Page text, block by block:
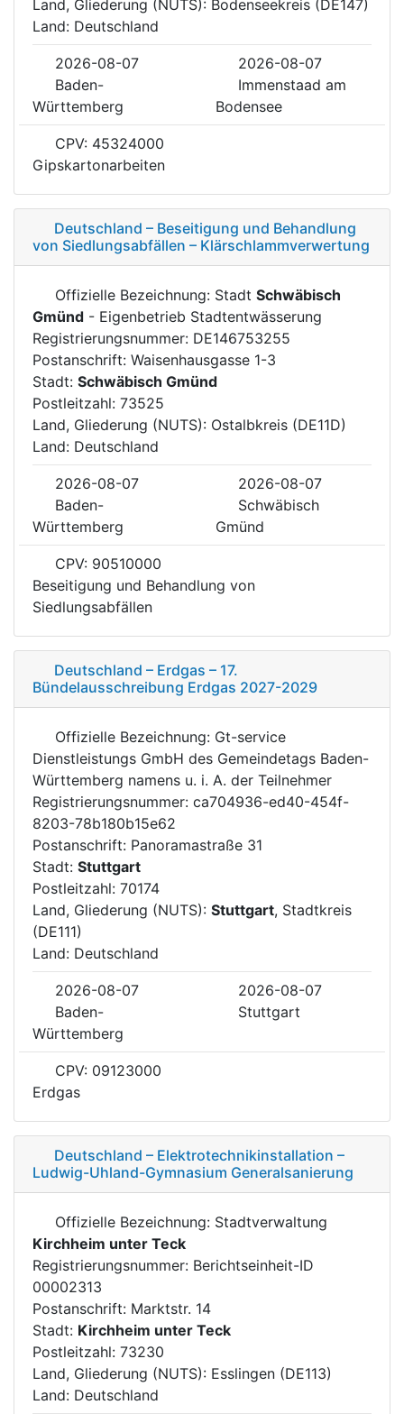
Land, Gliederung (NUTS): Bodenseekreis (DE147)
Land: Deutschland
2026-08-07
2026-08-07
Baden-
Württemberg
Immenstaad am
Bodensee
CPV: 45324000
Gipskartonarbeiten
Deutschland – Beseitigung und Behandlung
von Siedlungsabfällen – Klärschlammverwertung
Offizielle Bezeichnung: Stadt Schwäbisch
Gmünd - Eigenbetrieb Stadtentwässerung
Registrierungsnummer: DE146753255
Postanschrift: Waisenhausgasse 1-3
Stadt: Schwäbisch Gmünd
Postleitzahl: 73525
Land, Gliederung (NUTS): Ostalbkreis (DE11D)
Land: Deutschland
2026-08-07
2026-08-07
Baden-
Württemberg
Schwäbisch
Gmünd
CPV: 90510000
Beseitigung und Behandlung von
Siedlungsabfällen
Deutschland – Erdgas – 17.
Bündelausschreibung Erdgas 2027-2029
Offizielle Bezeichnung: Gt-service
Dienstleistungs GmbH des Gemeindetags Baden-
Württemberg namens u. i. A. der Teilnehmer
Registrierungsnummer: ca704936-ed40-454f-
8203-78b180b15e62
Postanschrift: Panoramastraße 31
Stadt: Stuttgart
Postleitzahl: 70174
Land, Gliederung (NUTS): Stuttgart, Stadtkreis
(DE111)
Land: Deutschland
2026-08-07
2026-08-07
Baden-
Württemberg
Stuttgart
CPV: 09123000
Erdgas
Deutschland – Elektrotechnikinstallation –
Ludwig-Uhland-Gymnasium Generalsanierung
Offizielle Bezeichnung: Stadtverwaltung
Kirchheim unter Teck
Registrierungsnummer: Berichtseinheit-ID
00002313
Postanschrift: Marktstr. 14
Stadt: Kirchheim unter Teck
Postleitzahl: 73230
Land, Gliederung (NUTS): Esslingen (DE113)
Land: Deutschland